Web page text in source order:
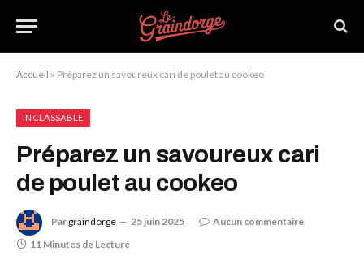
Accueil » Préparez un savoureux cari de poulet au cookeo
INCLASSABLE
Préparez un savoureux cari
de poulet au cookeo
Par graindorge 25 juin 2025
Aucun commentaire
11 Minutes de Lecture